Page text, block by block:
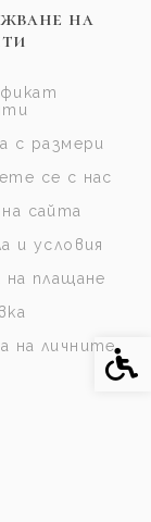
на
с размери
се с нас
сайта
и условия
на плащане
на личните